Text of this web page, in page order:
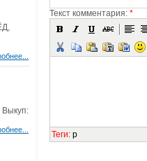
Текст комментария: *
Теги: p
Выкуп: